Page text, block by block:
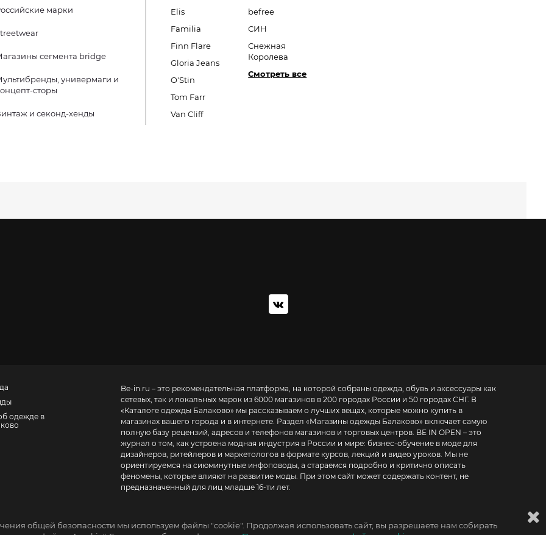
общей безопасности мы используем файлы "cookie". Продолжая использовать сайт, вы разрешаете нам собирать
марки
сегмента bridge
универмаги и
сторы
и секонд-хенды
Elis
Familia
Finn Flare
Gloria Jeans
O'Stin
Tom Farr
Van Cliff
befree
СИН
Снежная
Королева
Смотреть все
одежде в
Be-in.ru – это рекомендательная платформа, на которой собраны одежда, обувь и аксессуары как
сетевых, так и локальных марок из 6000 магазинов в 200 городах России и 50 городах СНГ. В
«Каталоге одежды Балаково» мы рассказываем о лучших вещах, которые можно купить в
магазинах вашего города и в интернете. Раздел «Магазины одежды Балаково» включает самую
полную базу рецензий, адресов и телефонов магазинов и торговых центров. BE IN OPEN – это
журнал о том, как устроена модная индустрия в России и мире: бизнес-обучение в моде для
дизайнеров, ритейлеров и маркетологов в формате курсов, лекций и видео уроков. Мы не
ориентируемся на сиюминутные инфоповоды, а стараемся подробно и критично описать
феномены, которые влияют на развитие моды. При этом сайт может содержать контент, не
предназначенный для лиц младше 16-ти лет.